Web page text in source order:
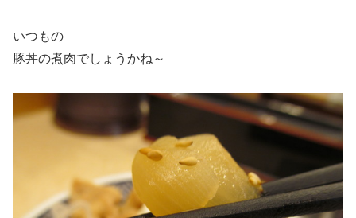
いつもの
豚丼の煮肉でしょうかね～